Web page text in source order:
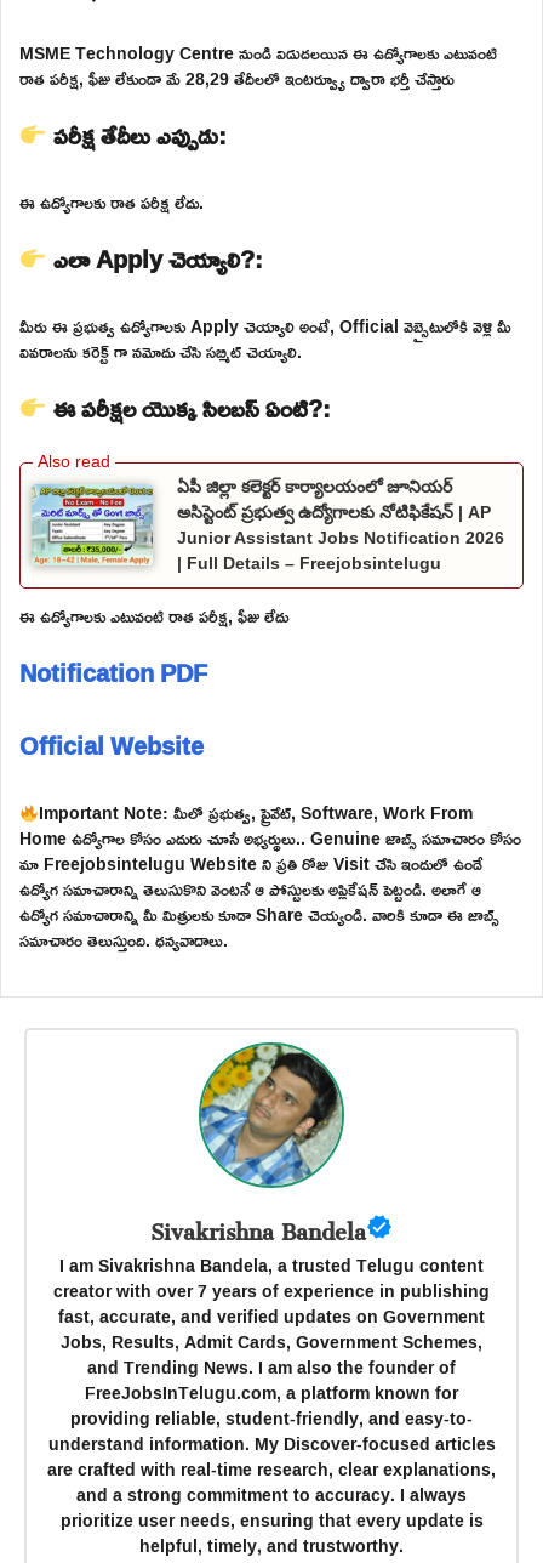
MSME Technology Centre నుండి విడుదలయిన ఈ ఉద్యోగాలకు ఎటువంటి
రాత పరీక్ష, ఫీజు లేకుండా మే 28,29 తేదీలలో ఇంటర్వ్యూ ద్వారా భర్తీ చేస్తారు
పరీక్ష తేదీలు ఎప్పుడు:
ఈ ఉద్యోగాలకు రాత పరీక్ష లేదు.
ఎలా Apply చెయ్యాలి?:
మీరు ఈ ప్రభుత్వ ఉద్యోగాలకు Apply చెయ్యాలి అంటే, Official వెబ్సైటులోకి వెళ్లి మీ
వివరాలను కరెక్ట్ గా నమోదు చేసి సబ్మిట్ చెయ్యాలి.
ఈ పరీక్షల యొక్క సిలబస్ ఏంటి?:
ఏపీ జిల్లా కలెక్టర్ కార్యాలయంలో జూనియర్
అసిస్టెంట్ ప్రభుత్వ ఉద్యోగాలకు నోటిఫికేషన్ | AP
Junior Assistant Jobs Notification 2026
| Full Details – Freejobsintelugu
ఈ ఉద్యోగాలకు ఎటువంటి రాత పరీక్ష, ఫీజు లేదు
Notification PDF
Official Website
Important Note: మీలో ప్రభుత్వ, ప్రైవేట్, Software, Work From
Home ఉద్యోగాల కోసం ఎదురు చూసే అభ్యర్థులు.. Genuine జాబ్స్ సమాచారం కోసం
మా Freejobsintelugu Website ని ప్రతి రోజు Visit చేసి ఇందులో ఉండే
ఉద్యోగ సమాచారాన్ని తెలుసుకొని వెంటనే ఆ పోస్టులకు అప్లికేషన్ పెట్టండి. అలాగే ఆ
ఉద్యోగ సమాచారాన్ని మీ మిత్రులకు కూడా Share చెయ్యండి. వారికి కూడా ఈ జాబ్స్
సమాచారం తెలుస్తుంది. ధన్యవాదాలు.
Sivakrishna Bandela
I am Sivakrishna Bandela, a trusted Telugu content
creator with over 7 years of experience in publishing
fast, accurate, and verified updates on Government
Jobs, Results, Admit Cards, Government Schemes,
and Trending News. I am also the founder of
FreeJobsInTelugu.com, a platform known for
providing reliable, student-friendly, and easy-to-
understand information. My Discover-focused articles
are crafted with real-time research, clear explanations,
and a strong commitment to accuracy. I always
prioritize user needs, ensuring that every update is
helpful, timely, and trustworthy.